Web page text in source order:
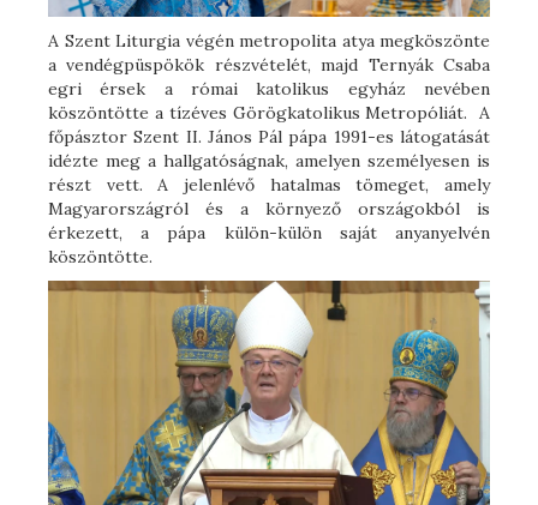
A Szent Liturgia végén metropolita atya megköszönte
a vendégpüspökök részvételét, majd Ternyák Csaba
egri érsek a római katolikus egyház nevében
köszöntötte a tízéves Görögkatolikus Metropóliát. A
főpásztor Szent II. János Pál pápa 1991-es látogatását
idézte meg a hallgatóságnak, amelyen személyesen is
részt vett. A jelenlévő hatalmas tömeget, amely
Magyarországról és a környező országokból is
érkezett, a pápa külön-külön saját anyanyelvén
köszöntötte.